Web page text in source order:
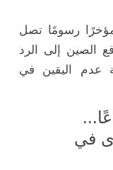
رسومًا تصل
دفع الصين إلى الرد
عدم اليقين في
في